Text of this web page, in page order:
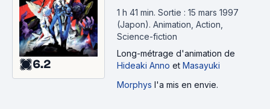
6.2
1 h 41 min. Sortie : 15 mars 1997
(Japon). Animation, Action,
Science-fiction
Long-métrage d'animation de
Hideaki Anno et Masayuki
Morphys l'a mis en envie.